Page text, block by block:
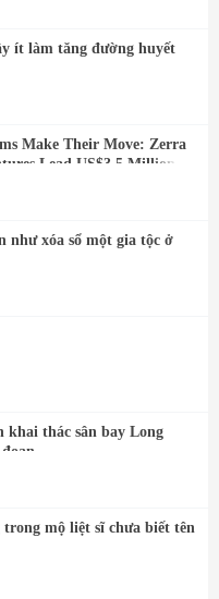
ít làm tăng đường huyết
Make Their Move: Zerra
Lead US$3.5 Million
Into DCODEX
như xóa sổ một gia tộc ở
thác sân bay Long
mộ liệt sĩ chưa biết tên